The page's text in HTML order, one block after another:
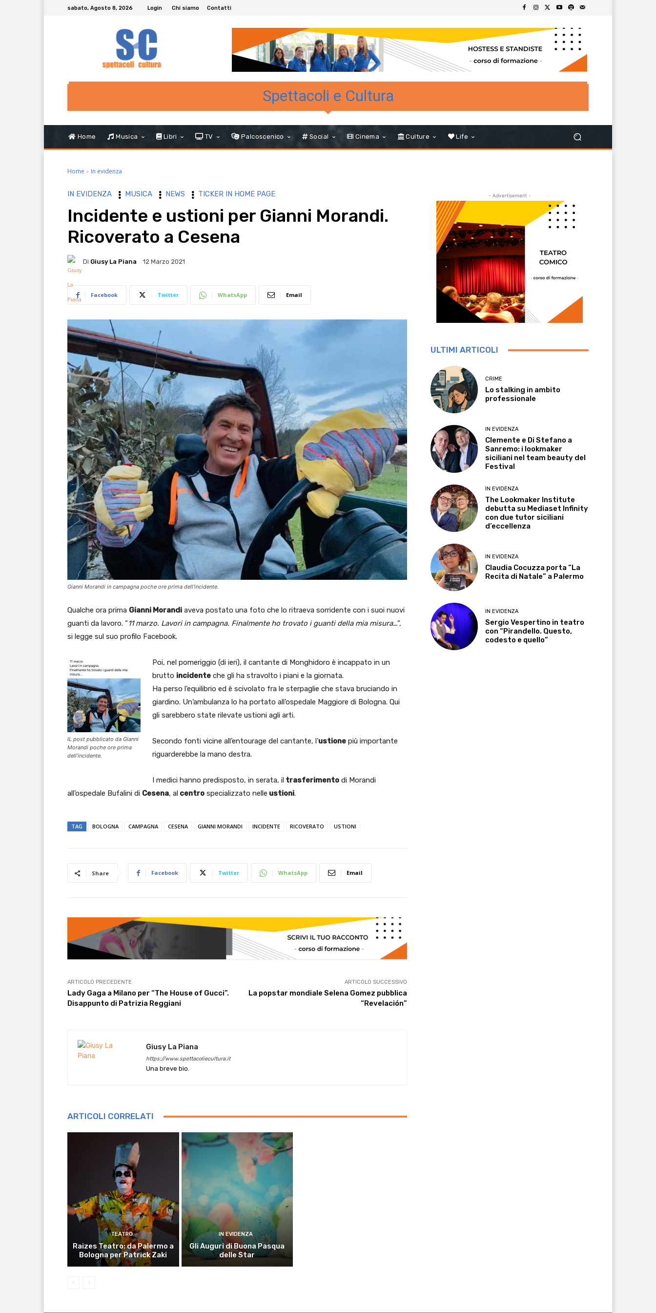
sabato, Agosto 8, 2026 Login Chi siamo Contatti
Spettacoli e Cultura
Home Musica Libri TV Palcoscenico Social Cinema Culture Life
Home In evidenza
IN EVIDENZA MUSICA NEWS TICKER IN HOME PAGE
Incidente e ustioni per Gianni Morandi.
Ricoverato a Cesena
Di Giusy La Piana 12 Marzo 2021
Facebook Twitter WhatsApp Email
Gianni Morandi in campagna poche ore prima dell'incidente.
Qualche ora prima Gianni Morandi aveva postato una foto che lo ritraeva sorridente con i suoi nuovi
guanti da lavoro. “11 marzo. Lavori in campagna. Finalmente ho trovato i guanti della mia misura…“,
si legge sul suo profilo Facebook.
IL post pubblicato da Gianni
Morandi poche ore prima
dell’incidente.
Poi, nel pomeriggio (di ieri), il cantante di Monghidoro è incappato in un
brutto incidente che gli ha stravolto i piani e la giornata.
Ha perso l’equilibrio ed è scivolato fra le sterpaglie che stava bruciando in
giardino. Un’ambulanza lo ha portato all’ospedale Maggiore di Bologna. Qui
gli sarebbero state rilevate ustioni agli arti.
Secondo fonti vicine all’entourage del cantante, l’ustione più importante
riguarderebbe la mano destra.
I medici hanno predisposto, in serata, il trasferimento di Morandi
all’ospedale Bufalini di Cesena, al centro specializzato nelle ustioni.
TAG BOLOGNA CAMPAGNA CESENA GIANNI MORANDI INCIDENTE RICOVERATO USTIONI
Share Facebook Twitter WhatsApp Email
ARTICOLO PRECEDENTE
Lady Gaga a Milano per “The House of Gucci”.
Disappunto di Patrizia Reggiani
ARTICOLO SUCCESSIVO
La popstar mondiale Selena Gomez pubblica
“Revelación”
Giusy La Piana
https://www.spettacoliecultura.it
Una breve bio.
ARTICOLI CORRELATI
TEATRO
Raizes Teatro: da Palermo a
Bologna per Patrick Zaki
IN EVIDENZA
Gli Auguri di Buona Pasqua
delle Star
- Advertisement -
ULTIMI ARTICOLI
CRIME
Lo stalking in ambito
professionale
IN EVIDENZA
Clemente e Di Stefano a
Sanremo: i lookmaker
siciliani nel team beauty del
Festival
IN EVIDENZA
The Lookmaker Institute
debutta su Mediaset Infinity
con due tutor siciliani
d’eccellenza
IN EVIDENZA
Claudia Cocuzza porta “La
Recita di Natale” a Palermo
IN EVIDENZA
Sergio Vespertino in teatro
con “Pirandello. Questo,
codesto e quello”